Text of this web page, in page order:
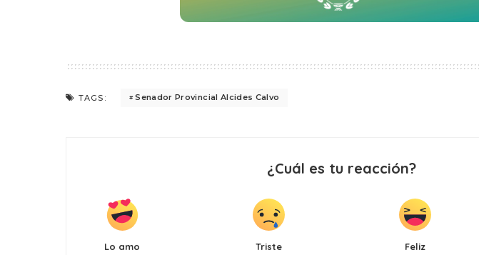
TAGS: Senador Provincial Alcides Calvo
¿Cuál es tu reacción?
Lo amo Triste Feliz